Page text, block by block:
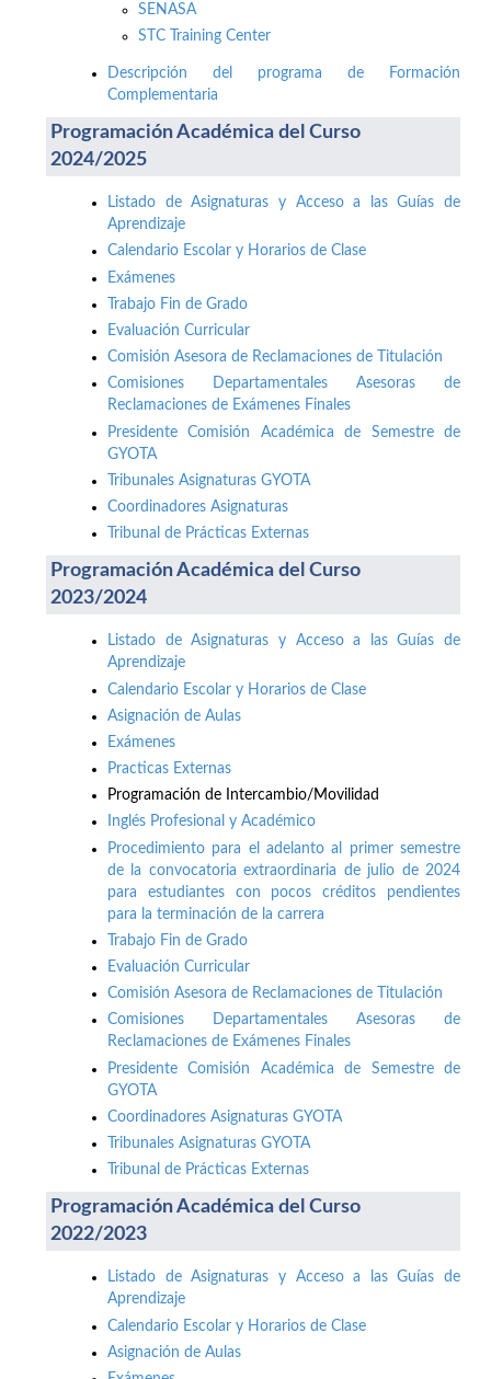
SENASA
STC Training Center
Descripción del programa de Formación
Complementaria
Programación Académica del Curso
2024/2025
Listado de Asignaturas y Acceso a las Guías de
Aprendizaje
Calendario Escolar y Horarios de Clase
Exámenes
Trabajo Fin de Grado
Evaluación Curricular
Comisión Asesora de Reclamaciones de Titulación
Comisiones Departamentales Asesoras de
Reclamaciones de Exámenes Finales
Presidente Comisión Académica de Semestre de
GYOTA
Tribunales Asignaturas GYOTA
Coordinadores Asignaturas
Tribunal de Prácticas Externas
Programación Académica del Curso
2023/2024
Listado de Asignaturas y Acceso a las Guías de
Aprendizaje
Calendario Escolar y Horarios de Clase
Asignación de Aulas
Exámenes
Practicas Externas
Programación de Intercambio/Movilidad
Inglés Profesional y Académico
Procedimiento para el adelanto al primer semestre
de la convocatoria extraordinaria de julio de 2024
para estudiantes con pocos créditos pendientes
para la terminación de la carrera
Trabajo Fin de Grado
Evaluación Curricular
Comisión Asesora de Reclamaciones de Titulación
Comisiones Departamentales Asesoras de
Reclamaciones de Exámenes Finales
Presidente Comisión Académica de Semestre de
GYOTA
Coordinadores Asignaturas GYOTA
Tribunales Asignaturas GYOTA
Tribunal de Prácticas Externas
Programación Académica del Curso
2022/2023
Listado de Asignaturas y Acceso a las Guías de
Aprendizaje
Calendario Escolar y Horarios de Clase
Asignación de Aulas